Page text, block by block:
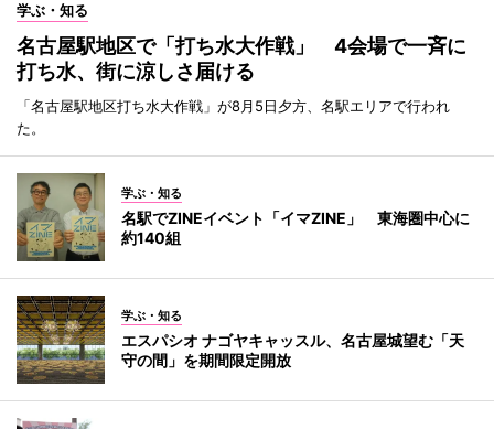
学ぶ・知る
名古屋駅地区で「打ち水大作戦」 4会場で一斉に
打ち水、街に涼しさ届ける
「名古屋駅地区打ち水大作戦」が8月5日夕方、名駅エリアで行われ
た。
学ぶ・知る
名駅でZINEイベント「イマZINE」 東海圏中心に
約140組
学ぶ・知る
エスパシオ ナゴヤキャッスル、名古屋城望む「天
守の間」を期間限定開放